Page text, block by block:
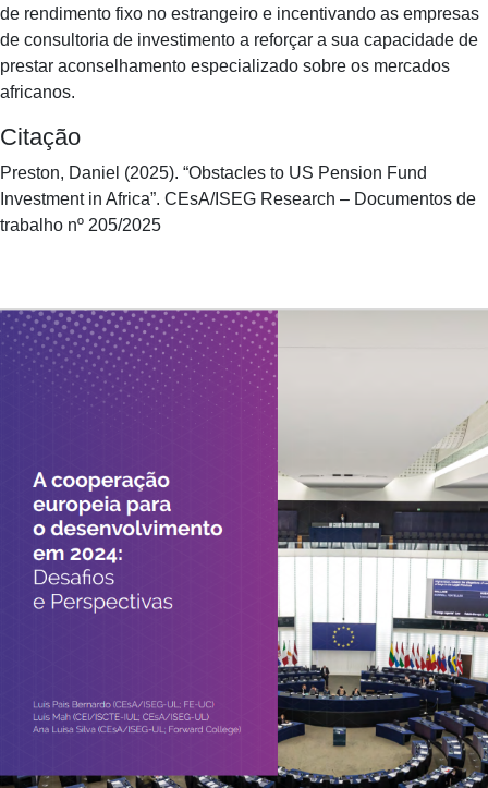
de rendimento fixo no estrangeiro e incentivando as empresas
de consultoria de investimento a reforçar a sua capacidade de
prestar aconselhamento especializado sobre os mercados
africanos.
Citação
Preston, Daniel (2025). “Obstacles to US Pension Fund
Investment in Africa”. CEsA/ISEG Research – Documentos de
trabalho nº 205/2025